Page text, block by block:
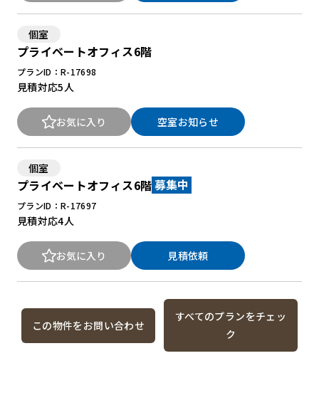
個室
プライベートオフィス6階
プランID：R-17698
見積対応5人
お気に入り 空室お知らせ
個室
プライベートオフィス6階 募集中
プランID：R-17697
見積対応4人
お気に入り 見積依頼
この物件をお問い合わせ
すべてのプランをチェッ
ク